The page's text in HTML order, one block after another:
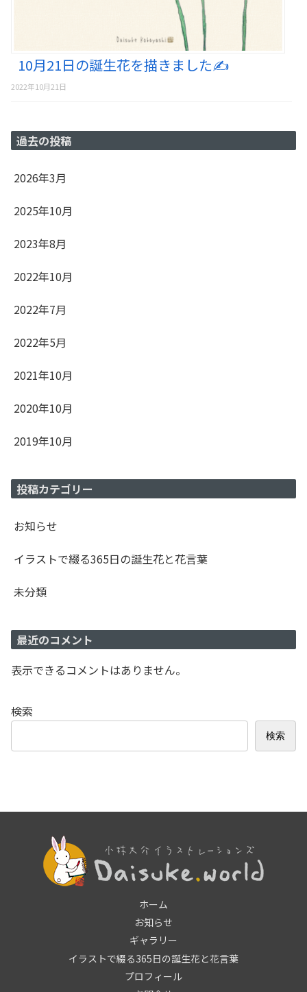
10月21日の誕生花を描きました✍️
2022年10月21日
過去の投稿
2026年3月
2025年10月
2023年8月
2022年10月
2022年7月
2022年5月
2021年10月
2020年10月
2019年10月
投稿カテゴリー
お知らせ
イラストで綴る365日の誕生花と花言葉
未分類
最近のコメント
表示できるコメントはありません。
検索
検索
ホーム
お知らせ
ギャラリー
イラストで綴る365日の誕生花と花言葉
プロフィール